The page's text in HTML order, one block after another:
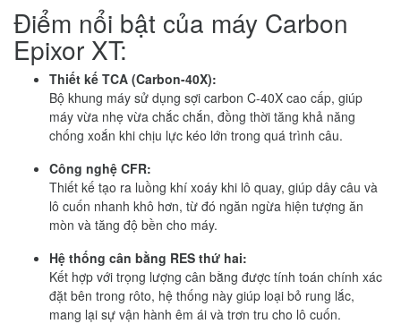
Điểm nổi bật của máy Carbon
Epixor XT:
Thiết kế TCA (Carbon-40X):
Bộ khung máy sử dụng sợi carbon C-40X cao cấp, giúp
máy vừa nhẹ vừa chắc chắn, đồng thời tăng khả năng
chống xoắn khi chịu lực kéo lớn trong quá trình câu.
Công nghệ CFR:
Thiết kế tạo ra luồng khí xoáy khi lô quay, giúp dây câu và
lô cuốn nhanh khô hơn, từ đó ngăn ngừa hiện tượng ăn
mòn và tăng độ bền cho máy.
Hệ thống cân bằng RES thứ hai:
Kết hợp với trọng lượng cân bằng được tính toán chính xác
đặt bên trong rôto, hệ thống này giúp loại bỏ rung lắc,
mang lại sự vận hành êm ái và trơn tru cho lô cuốn.